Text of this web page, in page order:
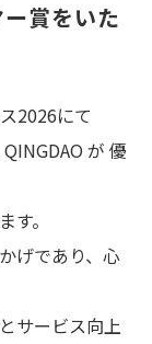
賞をいた
2026にて
が 優
。
げであり、心
サービス向上